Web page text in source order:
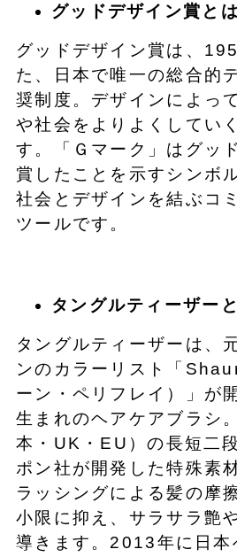
グッドデザイン賞とは
グッドデザイン賞は、
た、日本で唯一の総合的
奨制度。デザインによっ
や社会をよりよくしてい
す。「Ｇマーク」はグッ
賞したことを示すシンボ
社会とデザインを結ぶコ
ツールです。
タングルティーザー
タングルティーザーは、
ンのカラーリスト「
ーン・ペリフレイ）」が
生まれのヘアケアブラシ
本・UK・EU）の長短二
ポン社が開発した特殊素
ラッシングによる髪の摩
小限に抑え、サラサラ艶
導きます。2013年に日本